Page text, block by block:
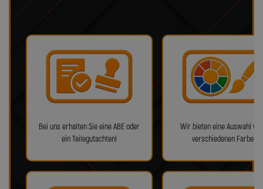
Bei uns erhalten Sie eine ABE oder
ein Teilegutachten!
Wir bieten eine Auswahl
verschiedenen Farben!